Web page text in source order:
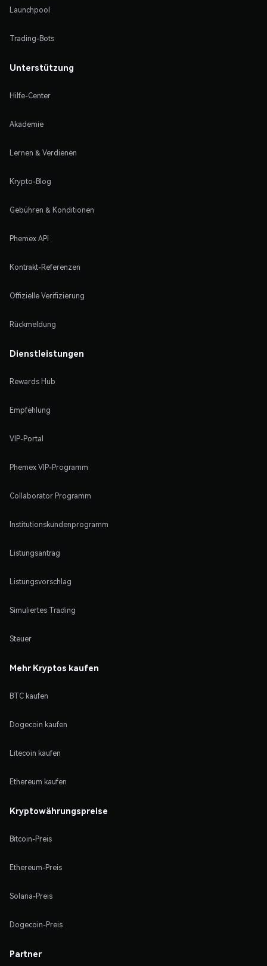
Launchpool
Trading-Bots
Unterstützung
Hilfe-Center
Akademie
Lernen & Verdienen
Krypto-Blog
Gebühren & Konditionen
Phemex API
Kontrakt-Referenzen
Offizielle Verifizierung
Rückmeldung
Dienstleistungen
Rewards Hub
Empfehlung
VIP-Portal
Phemex VIP-Programm
Collaborator Programm
Institutionskundenprogramm
Listungsantrag
Listungsvorschlag
Simuliertes Trading
Steuer
Mehr Kryptos kaufen
BTC kaufen
Dogecoin kaufen
Litecoin kaufen
Ethereum kaufen
Kryptowährungspreise
Bitcoin-Preis
Ethereum-Preis
Solana-Preis
Dogecoin-Preis
Partner